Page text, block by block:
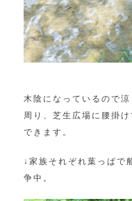
木陰になっているので
周り、芝生広場に腰掛
できます。
↓家族それぞれ葉っぱで
争中。